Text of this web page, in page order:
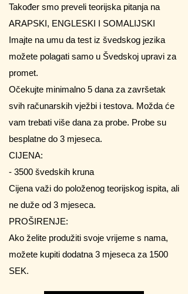
Također smo preveli teorijska pitanja na
ARAPSKI, ENGLESKI I SOMALIJSKI
Imajte na umu da test iz švedskog jezika
možete polagati samo u Švedskoj upravi za
promet.
Očekujte minimalno 5 dana za završetak
svih računarskih vježbi i testova. Možda će
vam trebati više dana za probe. Probe su
besplatne do 3 mjeseca.
CIJENA:
- 3500 švedskih kruna
Cijena važi do položenog teorijskog ispita, ali
ne duže od 3 mjeseca.
PROŠIRENJE:
Ako želite produžiti svoje vrijeme s nama,
možete kupiti dodatna 3 mjeseca za 1500
SEK.